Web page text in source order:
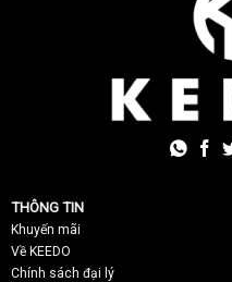
THÔNG TIN
Khuyến mãi
Về KEEDO
Chính sách đại lý